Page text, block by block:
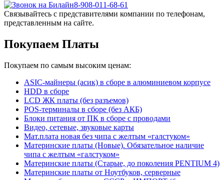
8-908-011-68-61
Связывайтесь с представителями компании по телефонам,
представленным на сайте.
Покупаем Платы
Покупаем по самым высоким ценам:
ASIC-майнеры (асик) в сборе в алюминиевом корпусе
HDD в сборе
LCD ЖК платы (без разъемов)
POS-терминалы в сборе (без АКБ)
Блоки питания от ПК в сборе с проводами
Видео, сетевые, звуковые карты
Мат.плата новая без чипа с желтым «галстуком»
Материнские платы (Новые). Обязательное наличие
чипа с желтым «галстуком»
Материнские платы (Старые, до поколения PENTIUM 4)
Материнские платы от Ноутбуков, серверные